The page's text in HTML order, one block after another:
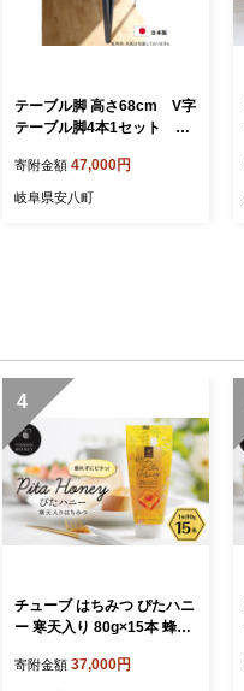
テーブル脚 高さ68cm V字
テーブル脚4本1セット 黒
リビング学習 DIY 頑丈 フレ
ーム ブラック 国内製造 日
寄附金額 47,000円
岐阜県安八町
4
チューブ はちみつ ぴたハニ
ー 寒天入り 80g×15本 蜂蜜
チューブタイプ 手軽 エコ
寄附金額 37,000円